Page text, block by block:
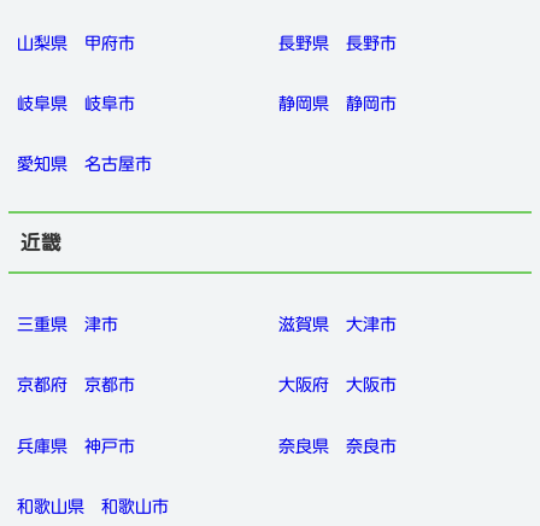
山梨県 甲府市 長野県 長野市
岐阜県 岐阜市 静岡県 静岡市
愛知県 名古屋市
近畿
三重県 津市 滋賀県 大津市
京都府 京都市 大阪府 大阪市
兵庫県 神戸市 奈良県 奈良市
和歌山県 和歌山市